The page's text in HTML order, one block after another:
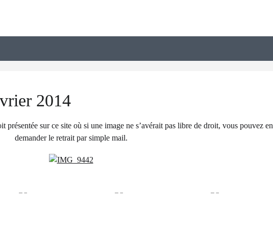
2014
présentée sur ce site où si une image ne s’avérait pas libre de droit, vous pouvez en
demander le retrait par simple mail.